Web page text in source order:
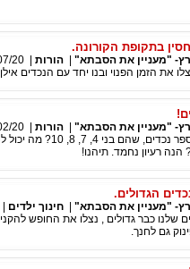
בתקופת הקורונה.
"מעניין את הסבתא" הורות 20
את הזמן הפנוי ובנו יחד עם הנכדים
"מעניין את הסבתא" הורות 20
איך נבלה עם
הנה רעיון נחמד. תיהנו!
הגדולים.
"מעניין את הסבתא" חינוך ילדים
כבר גדולים , נצלו את החופש
גם לחנך.